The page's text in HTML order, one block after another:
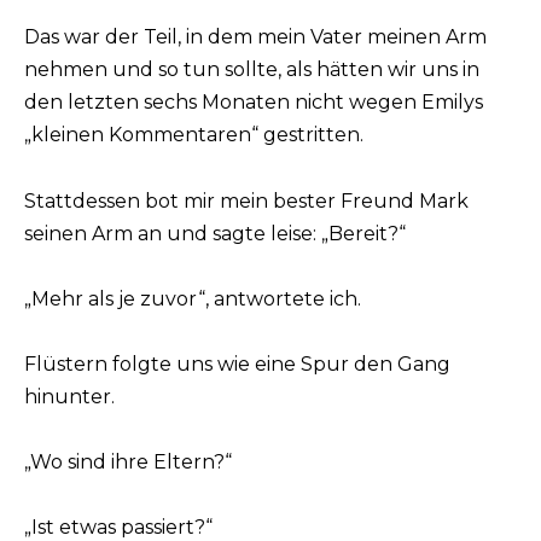
Das war der Teil, in dem mein Vater meinen Arm
nehmen und so tun sollte, als hätten wir uns in
den letzten sechs Monaten nicht wegen Emilys
„kleinen Kommentaren“ gestritten.
Stattdessen bot mir mein bester Freund Mark
seinen Arm an und sagte leise: „Bereit?“
„Mehr als je zuvor“, antwortete ich.
Flüstern folgte uns wie eine Spur den Gang
hinunter.
„Wo sind ihre Eltern?“
„Ist etwas passiert?“